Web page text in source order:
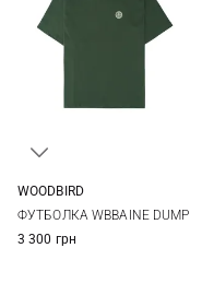
WOODBIRD
ФУТБОЛКА WBBAINE DUMP
3 300 грн